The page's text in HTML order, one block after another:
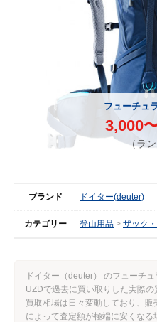
フューチュ
3,000
（ラン
ブランド ドイター(deuter)
カテゴリー 登山用品 ザック
ドイター（deuter） のフューチ
UZDで過去に買い取りした実際の
買取相場は日々変動しており、
によって査定額が極端に安くなる